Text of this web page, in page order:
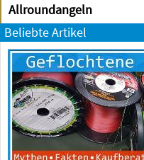
Allroundangeln
Beliebte Artikel